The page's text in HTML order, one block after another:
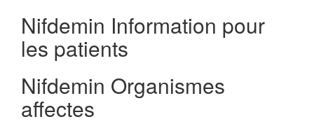
Nifdemin Information pour
les patients
Nifdemin Organismes
affectes